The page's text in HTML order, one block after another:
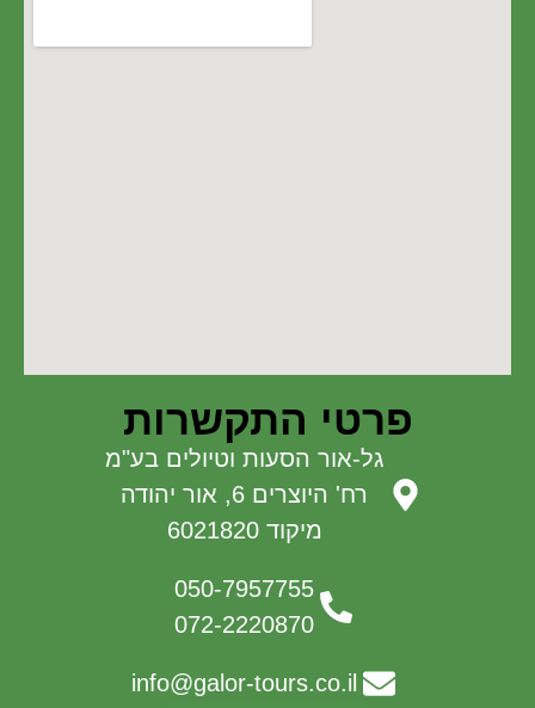
פרטי התקשרות
גל-אור הסעות וטיולים בע"מ
רח' היוצרים 6, אור יהודה
מיקוד 6021820
050-7957755
072-2220870
info@galor-tours.co.il